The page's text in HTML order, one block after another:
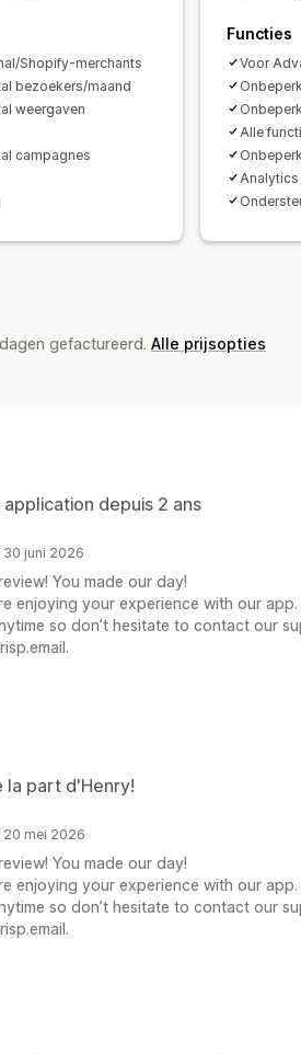
Shopify-merchants
bezoekers/maand
weergaven
campagnes
Functies
Voor
Alle
Analytics
gefactureerd. Alle prijsopties
depuis 2 ans
30 juni 2026
You made our day!
enjoying your experience with our app.
so don’t hesitate to contact our
la part d'Henry!
20 mei 2026
You made our day!
enjoying your experience with our app.
so don’t hesitate to contact our